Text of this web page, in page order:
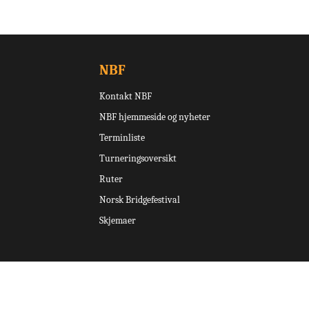
NBF
Kontakt NBF
NBF hjemmeside og nyheter
Terminliste
Turneringsoversikt
Ruter
Norsk Bridgefestival
Skjemaer